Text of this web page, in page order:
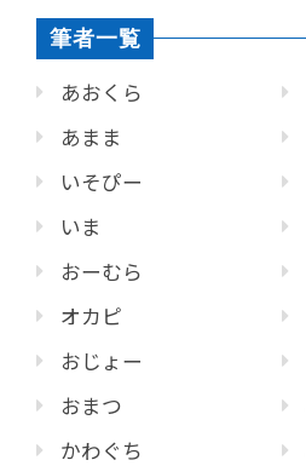
筆者一覧
あおくら
あまま
いそぴー
いま
おーむら
オカピ
おじょー
おまつ
かわぐち